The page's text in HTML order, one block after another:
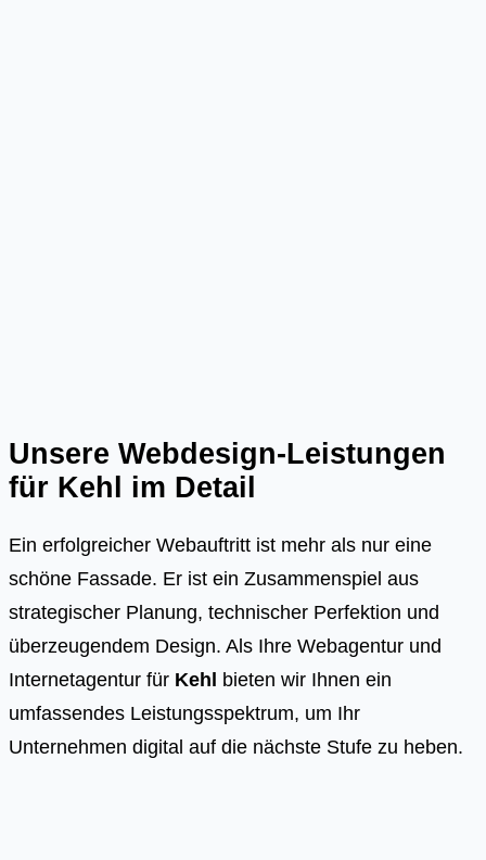
Unsere Webdesign-Leistungen
für Kehl im Detail
Ein erfolgreicher Webauftritt ist mehr als nur eine
schöne Fassade. Er ist ein Zusammenspiel aus
strategischer Planung, technischer Perfektion und
überzeugendem Design. Als Ihre Webagentur und
Internetagentur für Kehl bieten wir Ihnen ein
umfassendes Leistungsspektrum, um Ihr
Unternehmen digital auf die nächste Stufe zu heben.